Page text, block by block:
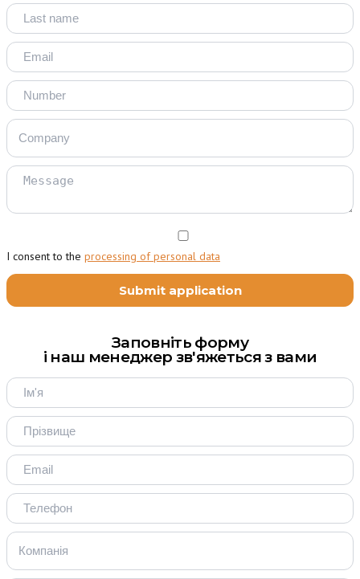
I consent to the processing of personal data
Заповніть форму
і наш менеджер зв'яжеться з вами